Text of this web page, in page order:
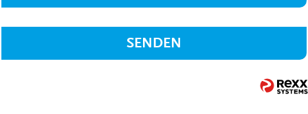
SENDEN